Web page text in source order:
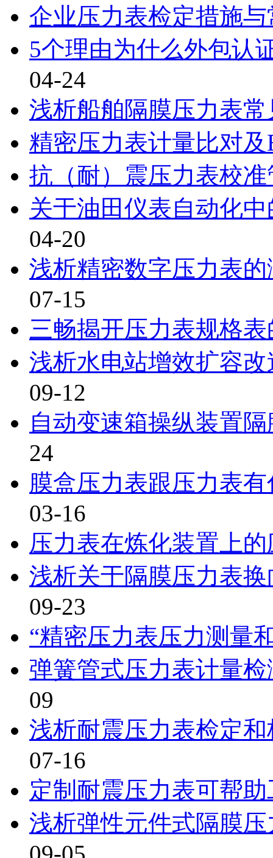
企业压力表检定措施
5个理由为什么外包认
04-24
浅析船舶隔膜压力表
精密压力表计量比对及
抗（耐）震压力表校
关于油田仪表自动化
04-20
浅析精密数字压力表
07-15
三畅揭开压力表规格
浅析水电站增效扩容
09-12
自动变速箱操纵装置
24
膜盒压力表跟压力表
03-16
压力表在炼化装置上
浅析关于隔膜压力表
09-23
“精密压力表压力测量
弹簧管式压力表计量
09
浅析耐震压力表检定
07-16
定制耐震压力表可帮
浅析弹性元件式隔膜